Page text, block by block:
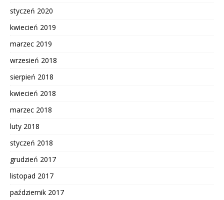
styczeń 2020
kwiecień 2019
marzec 2019
wrzesień 2018
sierpień 2018
kwiecień 2018
marzec 2018
luty 2018
styczeń 2018
grudzień 2017
listopad 2017
październik 2017